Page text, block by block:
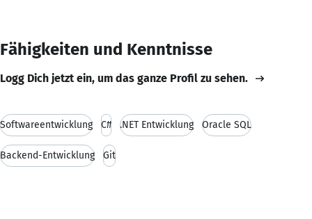
Fähigkeiten und Kenntnisse
Logg Dich jetzt ein, um das ganze Profil zu sehen.
Softwareentwicklung C# .NET Entwicklung Oracle SQL
Backend-Entwicklung Git